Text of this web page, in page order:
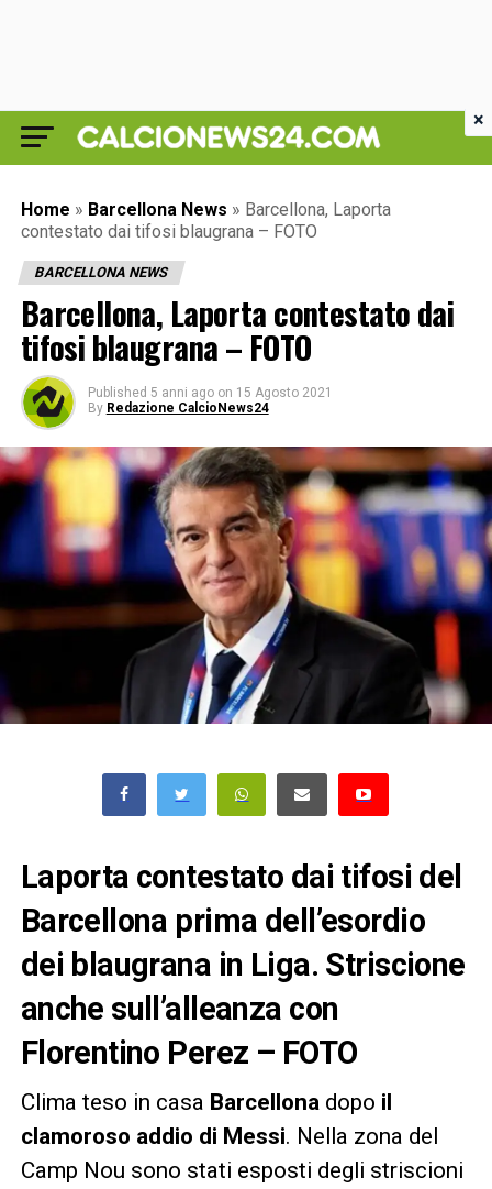
Home » Barcellona News » Barcellona, Laporta
contestato dai tifosi blaugrana – FOTO
BARCELLONA NEWS
Barcellona, Laporta contestato dai
tifosi blaugrana – FOTO
Published 5 anni ago on 15 Agosto 2021
By Redazione CalcioNews24
Laporta contestato dai tifosi del
Barcellona prima dell’esordio
dei blaugrana in Liga. Striscione
anche sull’alleanza con
Florentino Perez – FOTO
Clima teso in casa Barcellona dopo il
clamoroso addio di Messi. Nella zona del
Camp Nou sono stati esposti degli striscioni
×